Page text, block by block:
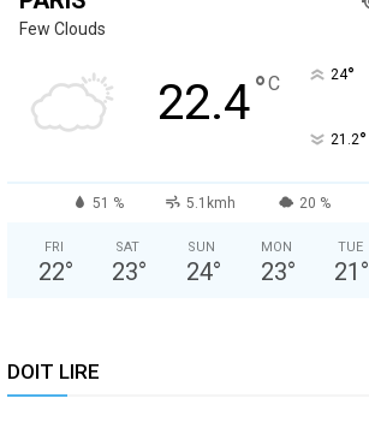
Few Clouds
22.4°C 24°
21.2°
51 % 5.1kmh 20 %
FRI
22°
SAT
23°
SUN
24°
MON
23°
TUE
21 °
DOIT LIRE